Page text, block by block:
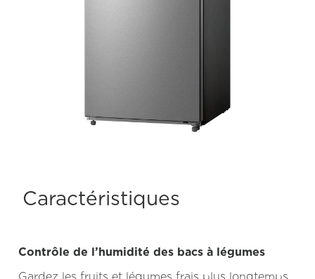
Caractéristiques
Contrôle de l’humidité des bacs à légumes
Gardez les fruits et légumes frais plus longtemps,